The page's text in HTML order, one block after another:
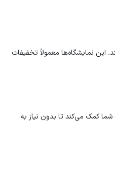
این نمایشگاه‌ها معمولاً تخفیفات
شما کمک می‌کند تا بدون نیاز به